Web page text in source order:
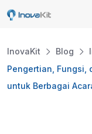
Skip
InovaKit Blog
Pengertian, Fungsi,
untuk Berbagai